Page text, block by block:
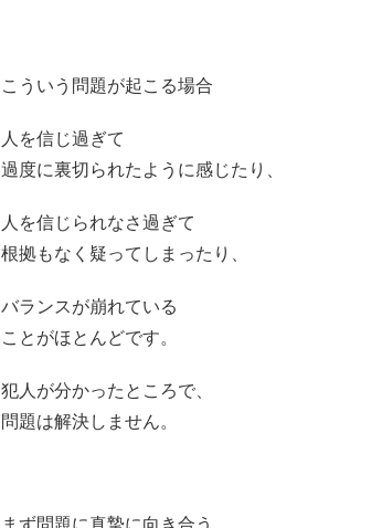
こういう問題が起こる場合
人を信じ過ぎて
過度に裏切られたように感じたり、
人を信じられなさ過ぎて
根拠もなく疑ってしまったり、
バランスが崩れている
ことがほとんどです。
犯人が分かったところで、
問題は解決しません。
まず問題に真摯に向き合う